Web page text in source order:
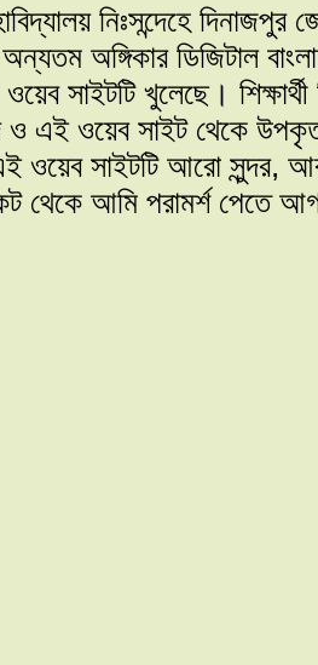
নিঃসন্দেহে
অন্যতম অঙ্গিকার ডিজিটাল
সাইটটি খুলেছে। শিক্ষার্থী
ও এই ওয়েব সাইট থেকে
ওয়েব সাইটটি আরো সুন্দর,
থেকে আমি পরামর্শ পেতে